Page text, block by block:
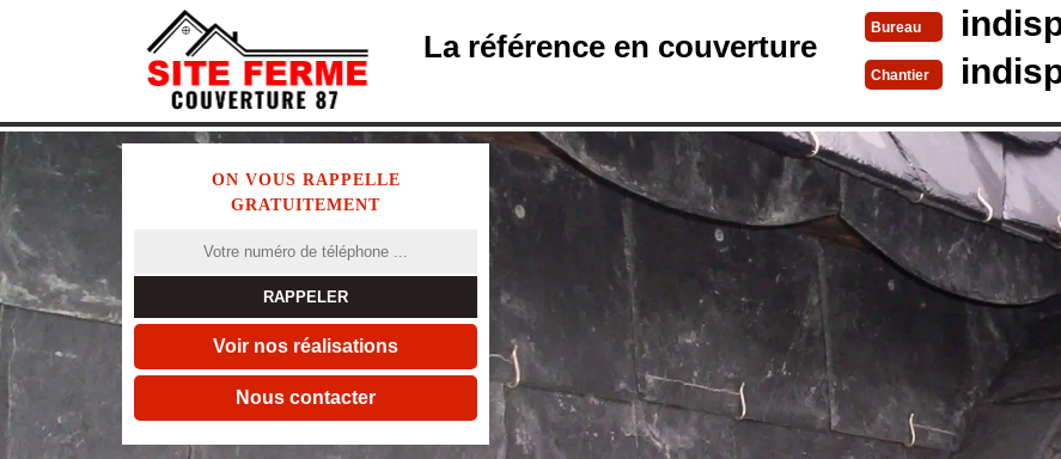
La référence en couverture
Bureau
Chantier
ON VOUS RAPPELLE
GRATUITEMENT
Voir nos réalisations
Nous contacter